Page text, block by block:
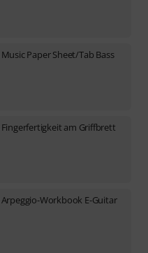
Music Paper Sheet/Tab Bass
Fingerfertigkeit am Griffbrett
Arpeggio-Workbook E-Guitar